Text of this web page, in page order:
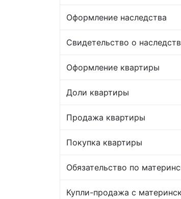
Оформление наследства
Свидетельство о
Оформление квартиры
Доли квартиры
Продажа квартиры
Покупка квартиры
Обязательство по
Купли-продажа с